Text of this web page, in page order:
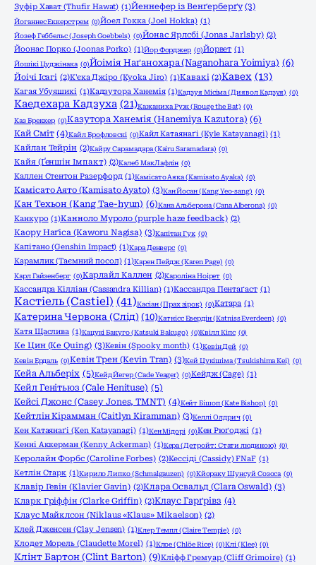
Зуфір Хават (Thufir Hawat) (1)Йеннефер із Венґерберґу (3)
Йоганнес Еккерстрем (0)Йоел Гокка (Joel Hokka) (1)
Йозеф Геббельс (Joseph Goebbels) (0)Йонас Ярлсбі (Jonas Jarlsby) (2)
Йоонас Порко (Joonas Porko) (1)Йор Форджер (0)Йорвет (1)
Йошікі Цуджінака (0)Йоімія Наґанохара (Naganohara Yoimiya) (6)
Йоічі Ісагі (2)К'єка Джіро (Kyoka Jiro) (1)Кавакі (2)Кавех (13)
Кагая Убуяшикі (1)Кадзутора Ханемія (1)Кадзуя Місіма (Диявол Кадзуя) (0)
Каедехара Кадзуха (21)Кажаниха Руж (Rouge the Bat) (0)
Каз Бреккер (0)Казутора Ханемія (Hanemiya Kazutora) (6)
Кай Сміт (4)Кайл Брофловскі (0)Кайл Катаянаґі (Kyle Katayanagi) (1)
Кайлан Тейрін (2)Кайру Сарамадара (Kairu Saramadara) (0)
Кайя (Ґеншін Імпакт) (2)Калеб МакЛафлін (0)
Каллен Стентон Разерфорд (1)Камісато Аяка (Kamisato Ayaka) (0)
Камісато Аято (Kamisato Ayato) (3)Кан Йосан (Kang Yeo-sang) (0)
Кан Техьон (Kang Tae-hyun) (6)Кана Альберона (Cana Alberona) (0)
Канкуро (1)Канноло Муроло (purple haze feedback) (2)
Каору Наґіса (Kaworu Nagisa) (3)Капітан Гук (0)
Капітано (Genshin Impact) (1)Кара Денверс (0)
Карамлик (Таємний посол) (1)Карен Пейдж (Karen Page) (0)
Карл Гайзенберг (0)Карлайл Каллен (2)Кароліна Ноірет (0)
Кассандра Кілліан (Cassandra Killian) (1)Кассандра Пентаґаст (1)
Кастіель (Castiel) (41)Касіан (Прах зірок) (0)Катара (1)
Катерина Червона (Слід) (10)Катнісс Евердін (Katniss Everdeen) (0)
Катя Щаслива (1)Кацукі Бакуго (Katsuki Bakugo) (0)Квілл Кіпс (0)
Ке Цин (Ke Quing) (3)Кевін (Spooky month) (1)Кевін Дей (0)
Кевін Ердаль (0)Кевін Трен (Kevin Tran) (3)Кей Цукішіма (Tsukishima Kei) (0)
Кейа Альберіх (5)Кейд Йегер (Cade Yeager) (0)Кейдж (Cage) (1)
Кейл Генітьюз (Cale Henituse) (5)
Кейсі Джонс (Casey Jones, TMNT) (4)Кейт Бішоп (Kate Bishop) (0)
Кейтлін Кірамман (Caitlyn Kiramman) (3)Келлі Олдрич (0)
Кен Катаянаґі (Ken Katayanagi) (1)Кен Мідорі (0)Кен Рюґоджі (1)
Кенні Аккерман (Kenny Ackerman) (1)Кера (Детройт: Стати людиною) (0)
Керолайн Форбс (Caroline Forbes) (2)Кессіді (Cassidy) FNaF (1)
Кетлін Старк (1)Кирило Липко (Schmalgauzen) (0)Кйораку Шунсуй Созоса (0)
Клавір Гевін (Klavier Gavin) (2)Клара Освальд (Clara Oswald) (3)
Кларк Гріффін (Clarke Griffin) (2)Клаус Гарґрівз (4)
Клаус Майклсон (Niklaus «Klaus» Mikaelson) (2)
Клей Дженсен (Clay Jensen) (1)Клер Темпл (Claire Temple) (0)
Клодет Морель (Claudette Morel) (1)Клое (Chlöe Rice) (0)Клі (Klee) (0)
Клінт Бартон (Clint Barton) (9)Кліфф Гремуар (Cliff Grimoire) (1)